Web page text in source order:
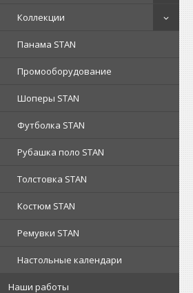
Коллекции
Панама STAN
Промооборудование
Шоперы STAN
Футболка STAN
Рубашка поло STAN
Толстовка STAN
Костюм STAN
Ремувки STAN
Настольные календари
Наши работы